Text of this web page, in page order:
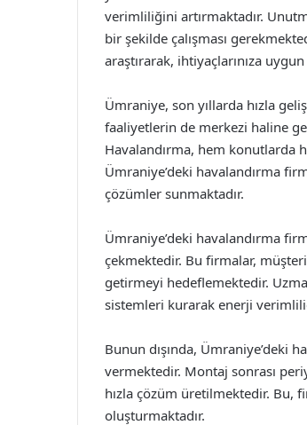
verimliliğini artırmaktadır.
bir şekilde çalışması
araştırarak, ihtiyaçlarınıza
Ümraniye, son yıllarda hızla
faaliyetlerin de merkezi haline
Havalandırma, hem konutlarda
Ümraniye’deki havalandırma
çözümler sunmaktadır.
Ümraniye’deki havalandırma
çekmektedir. Bu firmalar,
getirmeyi hedeflemektedir.
sistemleri kurarak enerji
Bunun dışında, Ümraniye’deki
vermektedir. Montaj sonrası
hızla çözüm üretilmektedir. Bu,
oluşturmaktadır.